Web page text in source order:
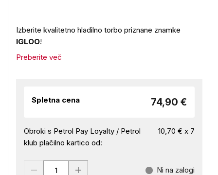
Izberite kvalitetno hladilno torbo priznane znamke
IGLOO!
Preberite več
Spletna cena 74,90 €
Obroki s Petrol Pay Loyalty / Petrol
klub plačilno kartico od:
10,70 € x 7
Ni na zalogi